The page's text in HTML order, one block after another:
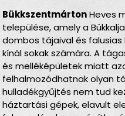
BükkszentmártonHeves
települése, amely a
dombos tájaival és
kínál sokak számára. A
és melléképületek miatt
felhalmozódhatnak olyan
hulladékgyűjtés nem tud
háztartási gépek, elavult